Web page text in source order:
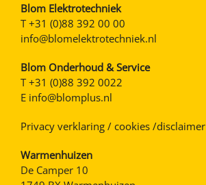
Blom Elektrotechniek
T+31 (0)88 392 00 00
info@blomelektrotechniek.nl
Blom Onderhoud & Service
T+31 (0)88 392 0022
E info@blomplus.nl
Privacy verklaring / cookies /disclaimer
Warmenhuizen
De Camper 10